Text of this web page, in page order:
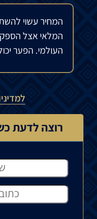
המחיר עשוי
המלאי אצל הספק
העולמי. הפער יכול לנוע
רוצה לדעת